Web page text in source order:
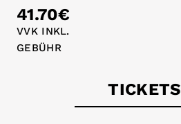
41.70€
VVK INKL.
GEBÜHR
TICKETS